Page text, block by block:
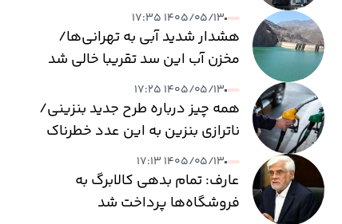
۱۴۰۵/۰۵/۱۳ ۱۷:۳۵
هشدار شدید آبی به تهرانی‌ها/
مخزن آب این سد تقریبا خالی شد
۱۴۰۵/۰۵/۱۳ ۱۷:۲۵
همه چیز درباره طرح جدید بنزینی/
ناترازی بنزین به این عدد خطرناک
می‌رسد
۱۴۰۵/۰۵/۱۳ ۱۷:۱۳
عارف: تمام بدهی کالابرگ به
فروشگاه‌ها پرداخت شد